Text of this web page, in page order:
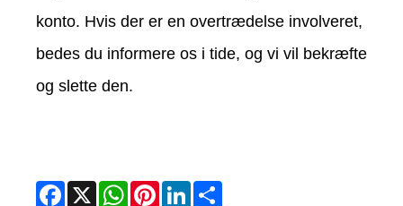
konto. Hvis der er en overtrædelse involveret,
bedes du informere os i tide, og vi vil bekræfte
og slette den.
Facebook
X WhatsAppPinterestLinkedIn